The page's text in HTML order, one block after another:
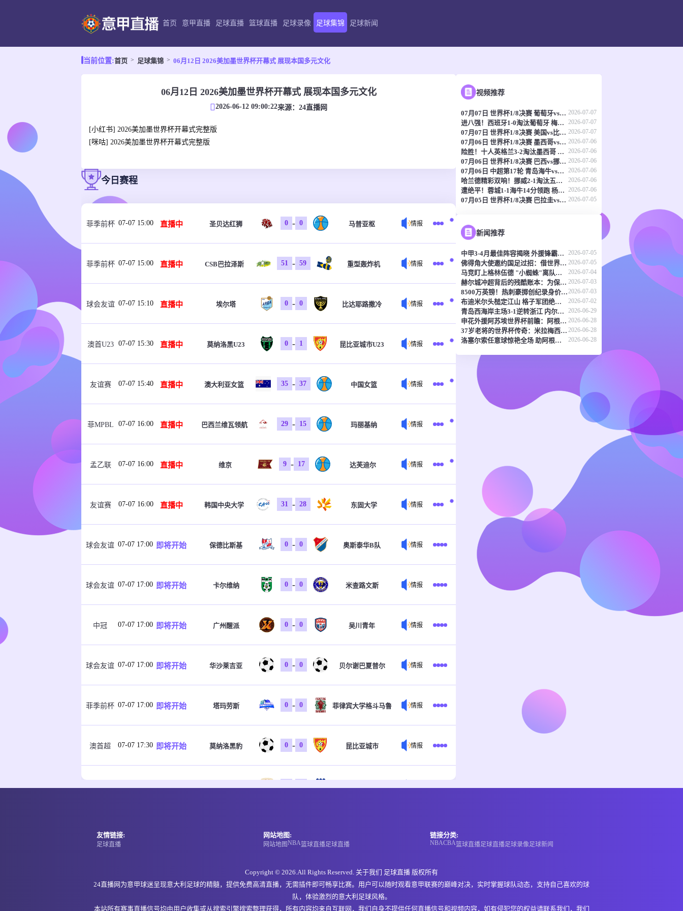
首页 意甲直播 足球直播 篮球直播 足球录像 足球集锦 足球新闻
当前位置:首页 足球集锦 06月12日 2026美加墨世界杯开幕式 展现本国多元文化
06月12日 2026美加墨世界杯开幕式 展现本国多元文化
2026-06-12 09:00:22来源：24直播网
[小红书] 2026美加墨世界杯开幕式完整版
[咪咕] 2026美加墨世界杯开幕式完整版
今日赛程
菲季前杯 07-07 15:00 直播中 圣贝达红狮 0 - 0 马普亚枢 情报
菲季前杯 07-07 15:00 直播中 CSB巴拉泽斯 51 - 59 重型轰炸机 情报
球会友谊 07-07 15:10 直播中 埃尔塔 0 - 0 比达耶路撒冷 情报
澳首U23 07-07 15:30 直播中 莫纳洛黑U23 0 - 1 昆比亚城市U23 情报
友谊赛 07-07 15:40 直播中 澳大利亚女篮 35 - 37 中国女篮 情报
菲MPBL 07-07 16:00 直播中 巴西兰维瓦领航 29 - 15 玛丽基纳 情报
孟乙联 07-07 16:00 直播中 维京 9 - 17 达芙迪尔 情报
友谊赛 07-07 16:00 直播中 韩国中央大学 31 - 28 东固大学 情报
球会友谊 07-07 17:00 即将开始 保德比斯基 0 - 0 奥斯泰华B队 情报
球会友谊 07-07 17:00 即将开始 卡尔维纳 0 - 0 米查路文斯 情报
中冠 07-07 17:00 即将开始 广州醒派 0 - 0 吴川青年 情报
球会友谊 07-07 17:00 即将开始 华沙莱吉亚 0 - 0 贝尔谢巴夏普尔 情报
菲季前杯 07-07 17:00 即将开始 塔玛劳斯 0 - 0 菲律宾大学格斗马鲁 情报
澳首超 07-07 17:30 即将开始 莫纳洛黑豹 0 - 0 昆比亚城市 情报
澳昆超 即将开始
国际友谊 07-07 17:30 即将开始 缅甸U20 0 - 0 中国香港U20 情报
视频推荐
07月07日 世界杯1/8决赛 葡萄牙vs西班牙 全场录像 2026-07-07
进八强！西班牙1-0淘汰葡萄牙 梅里诺91分钟绝杀41岁C罗最后一舞 2026-07-07
07月07日 世界杯1/8决赛 美国vs比利时 进球 2026-07-07
07月06日 世界杯1/8决赛 墨西哥vs英格兰 全场录像 2026-07-06
险胜！十人英格兰3-2淘汰墨西哥 贝林双响凯恩点射+送点宽萨直红 2026-07-06
07月06日 世界杯1/8决赛 巴西vs挪威 全场录像 2026-07-06
07月06日 中超第17轮 青岛海牛vs成都蓉城 全场录像 2026-07-06
哈兰德精彩双响！挪威2-1淘汰五星巴西 内马尔点射吉马良斯失点 2026-07-06
遭绝平！蓉城1-1海牛14分领跑 杨明洋建功杨聪救主 海牛仍倒数第3 2026-07-06
07月05日 世界杯1/8决赛 巴拉圭vs法国 全场录像 2026-07-05
新闻推荐
中甲3-4月最佳阵容揭晓 外援锋霸领衔 谭龙廖均健榜上有名 2026-07-05
佛得角大使邀约国足过招：借世界杯东风促中佛足球交流 2026-07-05
马竞盯上格林伍德 "小蜘蛛"离队倒计时？ 2026-07-04
赫尔城冲超背后的残酷账本：为保英超席位忍痛抛售门神 2026-07-03
8500万英镑！热刺豪掷创纪录身价锁定葡萄牙新星马特乌斯2026-07-03
布迪米尔头槌定江山 格子军团绝境逢生续写传奇 2026-07-02
青岛西海岸主场3-1逆转浙江 内尔松双响助球队11轮不败 2026-06-29
申花外援阿苏埃世界杯前瞻：阿根廷剑指卫冕 佛得角或成黑马 2026-06-28
37岁老将的世界杯传奇：米拉梅西并列榜首，C罗阿瑙紧随其后 2026-06-28
洛塞尔索任意球惊艳全场 助阿根廷3-1力克约旦 2026-06-28
友情链接:
足球直播
网站地图:
网站地图NBA篮球直播足球直播
链接分类:
NBACBA篮球直播足球直播足球录像足球新闻
Copyright © 2026.All Rights Reserved. 关于我们 足球直播 版权所有
24直播网为意甲球迷呈现意大利足球的精髓，提供免费高清直播，无需插件即可畅享比赛。用户可以随时观看意甲联赛的巅峰对决，实时掌握球队动态，支持自己喜欢的球
队，体验激烈的意大利足球风格。
本站所有赛事直播信号均由用户收集或从搜索引擎搜索整理获得，所有内容均来自互联网，我们自身不提供任何直播信号和视频内容，如有侵犯您的权益请联系我们，我们